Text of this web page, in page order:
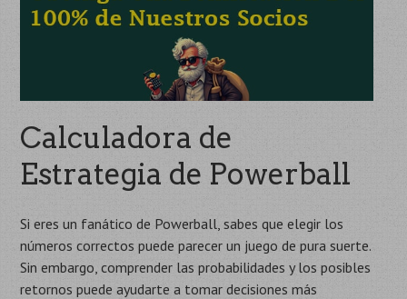
Calculadora de
Estrategia de Powerball
Si eres un fanático de Powerball, sabes que elegir los
números correctos puede parecer un juego de pura suerte.
Sin embargo, comprender las probabilidades y los posibles
retornos puede ayudarte a tomar decisiones más